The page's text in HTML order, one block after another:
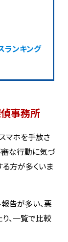
ランキング
事務所
マホを手放さ
審な行動に気づ
方が多くいま
告が多い、悪
、一覧で比較